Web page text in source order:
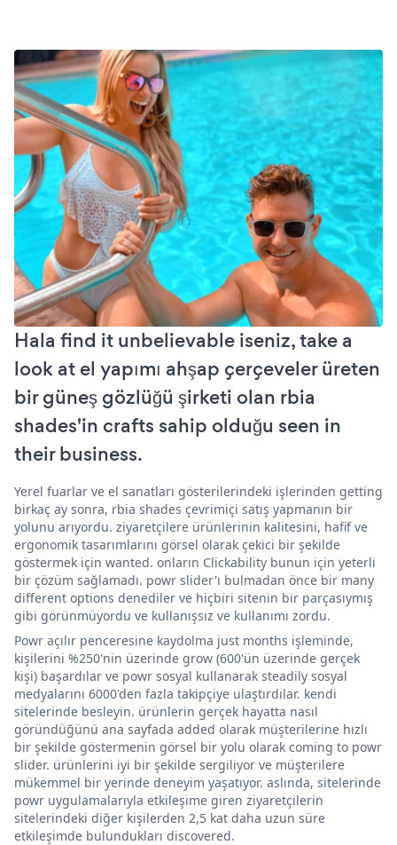
Hala find it unbelievable iseniz, take a
look at el yapımı ahşap çerçeveler üreten
bir güneş gözlüğü şirketi olan rbia
shades'in crafts sahip olduğu seen in
their business.
Yerel fuarlar ve el sanatları gösterilerindeki işlerinden getting
birkaç ay sonra, rbia shades çevrimiçi satış yapmanın bir
yolunu arıyordu. ziyaretçilere ürünlerinin kalitesini, hafif ve
ergonomik tasarımlarını görsel olarak çekici bir şekilde
göstermek için wanted. onların Clickability bunun için yeterli
bir çözüm sağlamadı. powr slider'ı bulmadan önce bir many
different options denediler ve hiçbiri sitenin bir parçasıymış
gibi görünmüyordu ve kullanışsız ve kullanımı zordu.
Powr açılır penceresine kaydolma just months işleminde,
kişilerini %250'nin üzerinde grow (600'ün üzerinde gerçek
kişi) başardılar ve powr sosyal kullanarak steadily sosyal
medyalarını 6000'den fazla takipçiye ulaştırdılar. kendi
sitelerinde besleyin. ürünlerin gerçek hayatta nasıl
göründüğünü ana sayfada added olarak müşterilerine hızlı
bir şekilde göstermenin görsel bir yolu olarak coming to powr
slider. ürünlerini iyi bir şekilde sergiliyor ve müşterilere
mükemmel bir yerinde deneyim yaşatıyor. aslında, sitelerinde
powr uygulamalarıyla etkileşime giren ziyaretçilerin
sitelerindeki diğer kişilerden 2,5 kat daha uzun süre
etkileşimde bulundukları discovered.